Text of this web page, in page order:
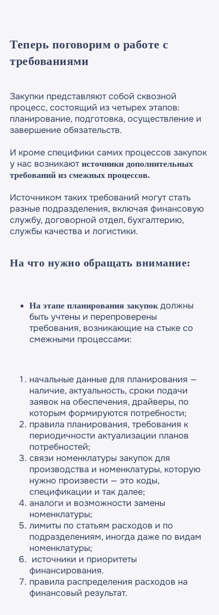
Теперь поговорим о работе с
требованиями
Закупки представляют собой сквозной
процесс, состоящий из четырех этапов:
планирование, подготовка, осуществление и
завершение обязательств.
И кроме специфики самих процессов закупок
у нас возникаютисточники дополнительных
требований из смежных процессов.
Источником таких требований могут стать
разные подразделения, включая финансовую
службу, договорной отдел, бухгалтерию,
службы качества и логистики.
На что нужно обращать внимание:
На этапе планирования закупокдолжны
быть учтены и перепроверены
требования, возникающие на стыке со
смежными процессами:
начальные данные для планирования —
наличие, актуальность, сроки подачи
заявок на обеспечения, драйверы, по
которым формируются потребности;
правила планирования, требования к
периодичности актуализации планов
потребностей;
связи номенклатуры закупок для
производства и номенклатуры, которую
нужно произвести — это коды,
спецификации и так далее;
аналоги и возможности замены
номенклатуры;
лимиты по статьям расходов и по
подразделениям, иногда даже по видам
номенклатуры;
источники и приоритеты
финансирования.
правила распределения расходов на
финансовый результат.
Читайте статьи от
Наши эксперты
Оставьте заявку на
бесплатную
консультацию
и получите готовое
решение
Готовое решение